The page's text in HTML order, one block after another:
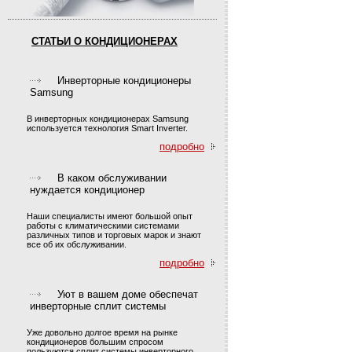
СТАТЬИ О КОНДИЦИОНЕРАХ
Инверторные кондиционеры
Samsung
В инверторных кондиционерах Samsung
используется технология Smart Inverter.
подробно
В каком обслуживании
нуждается кондиционер
Наши специалисты имеют большой опыт
работы с климатическими системами
различных типов и торговых марок и знают
все об их обслуживании.
подробно
Уют в вашем доме обеспечат
инверторные сплит системы
Уже довольно долгое время на рынке
кондиционеров большим спросом